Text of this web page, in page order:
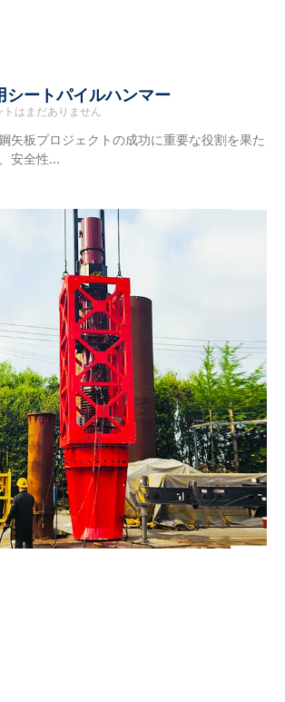
シートパイルハンマー
トはまだありません
矢板プロジェクトの成功に重要な役割を果た
安全性...